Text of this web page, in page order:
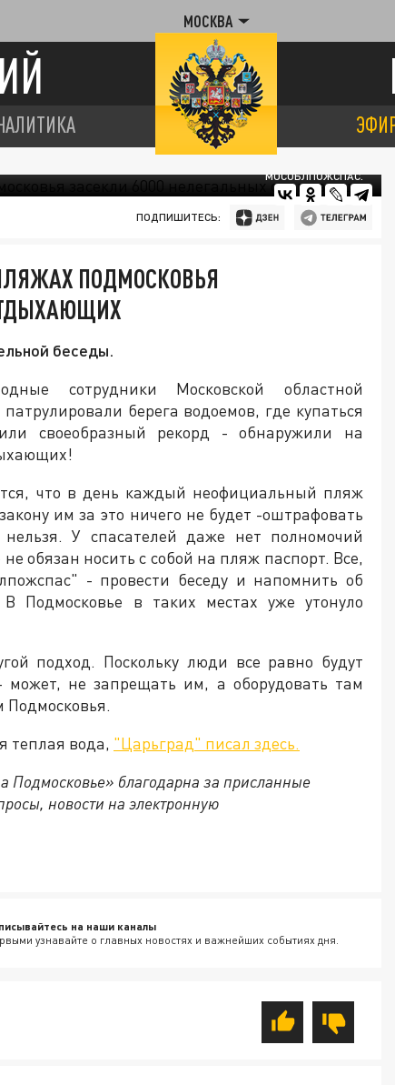
МОСКВА
МОСОБЛПОЖСПАС.
ПОДПИШИТЕСЬ:
ПОДМОСКОВЬЯ
беседы.
сотрудники Московской областной
берега водоемов, где купаться
своеобразный рекорд - обнаружили на
что в день каждый неофициальный пляж
им за это ничего не будет -оштрафовать
У спасателей даже нет полномочий
обязан носить с собой на пляж паспорт. Все,
- провести беседу и напомнить об
Подмосковье в таких местах уже утонуло
подход. Поскольку люди все равно будут
не запрещать им, а оборудовать там
Подмосковья.
теплая вода, "Царьград" писал здесь.
Подмосковье» благодарна за присланные
новости на электронную
на наши каналы
узнавайте о главных новостях и важнейших событиях дня.